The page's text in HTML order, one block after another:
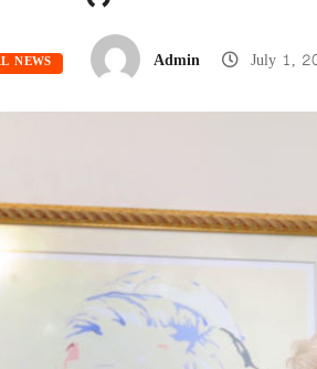
NEWS Admin July 1,